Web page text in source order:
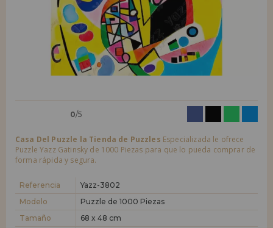
LIQUIDACIONES
INFORMACIÓN
955 333 133
Quiero registrarme como
nuevo cliente
Al crear una cuenta en casadelpuzzle.com podrás realizar tus compras
rápidamente en nuestra tienda virtual, revisar el estado de tus pedidos
y consultar tus operaciones anteriores.
Quiero registrarme como
nuevo distribuidor
0/5
Casa Del Puzzle la Tienda de Puzzles Especializada le ofrece
Puzzle Yazz Gatinsky de 1000 Piezas para que lo pueda comprar de
forma rápida y segura.
Referencia
Yazz-3802
Modelo
Puzzle de 1000 Piezas
Tamaño
68 x 48 cm